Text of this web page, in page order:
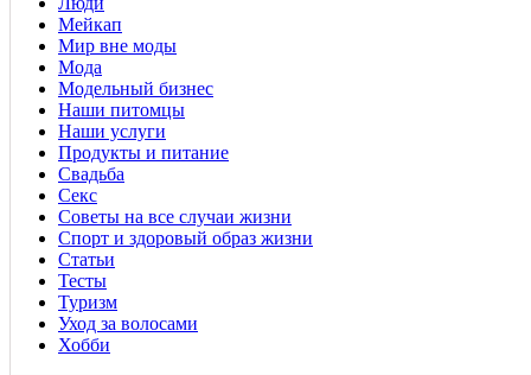
Мейкап
Мир вне моды
Мода
Модельный бизнес
Наши питомцы
Наши услуги
Продукты и питание
Свадьба
Секс
Советы на все случаи жизни
Спорт и здоровый образ жизни
Статьи
Тесты
Туризм
Уход за волосами
Хобби